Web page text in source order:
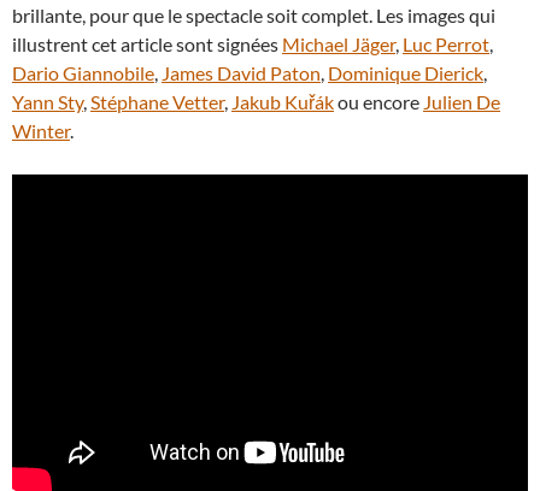
brillante, pour que le spectacle soit complet. Les images qui
illustrent cet article sont signées Michael Jäger, Luc Perrot,
Dario Giannobile, James David Paton, Dominique Dierick,
Yann Sty,Stéphane Vetter, Jakub Kuřákou encore Julien De
Winter.